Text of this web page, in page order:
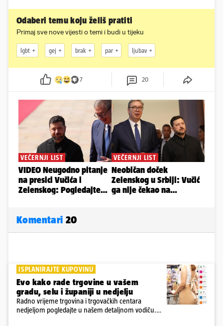
Odaberi temu koju želiš pratiti
Primaj sve nove vijesti o temi i budi u tijeku
lgbt gej brak par ljubav
7 20
Komentari 20
ISPLANIRAJTE KUPOVINU
Evo kako rade trgovine u vašem
gradu, selu i županiji u nedjelju
Radno vrijeme trgovina i trgovačkih centara
nedjeljom pogledajte u našem detaljnom vodiču.